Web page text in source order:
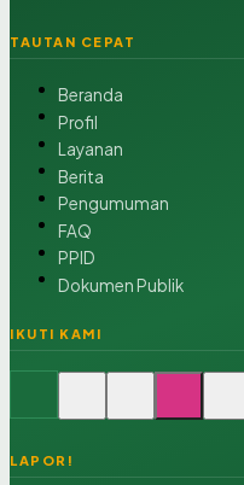
TAUTAN CEPAT
Beranda
Profil
Layanan
Berita
Pengumuman
FAQ
PPID
Dokumen Publik
IKUTI KAMI
LAPOR!